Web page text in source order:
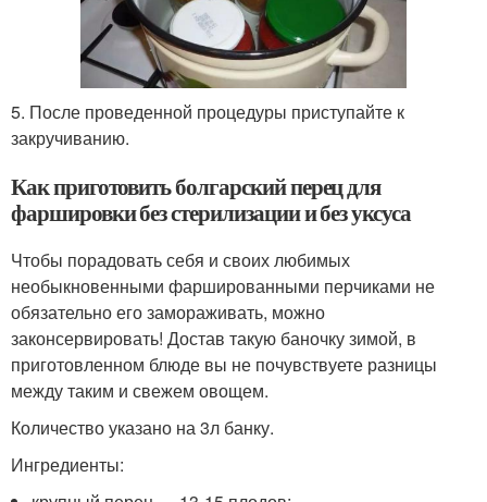
5. После проведенной процедуры приступайте к
закручиванию.
Как приготовить болгарский перец для
фаршировки без стерилизации и без уксуса
Чтобы порадовать себя и своих любимых
необыкновенными фаршированными перчиками не
обязательно его замораживать, можно
законсервировать! Достав такую баночку зимой, в
приготовленном блюде вы не почувствуете разницы
между таким и свежем овощем.
Количество указано на 3л банку.
Ингредиенты: